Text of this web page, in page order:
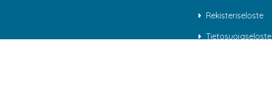
Rekisteriseloste
Tietosuojaseloste